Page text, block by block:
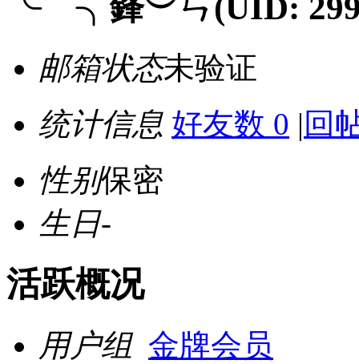
邮箱状态未验证
统计信息 好友数 0 | 回
性别保密
生日-
活跃概况
用户组 金牌会员